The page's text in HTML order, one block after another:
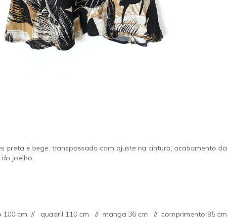
preta e bege, transpassado com ajuste na cintura, acabamento da
joelho.
cm // quadril 110 cm // manga 36 cm // comprimento 95 cm